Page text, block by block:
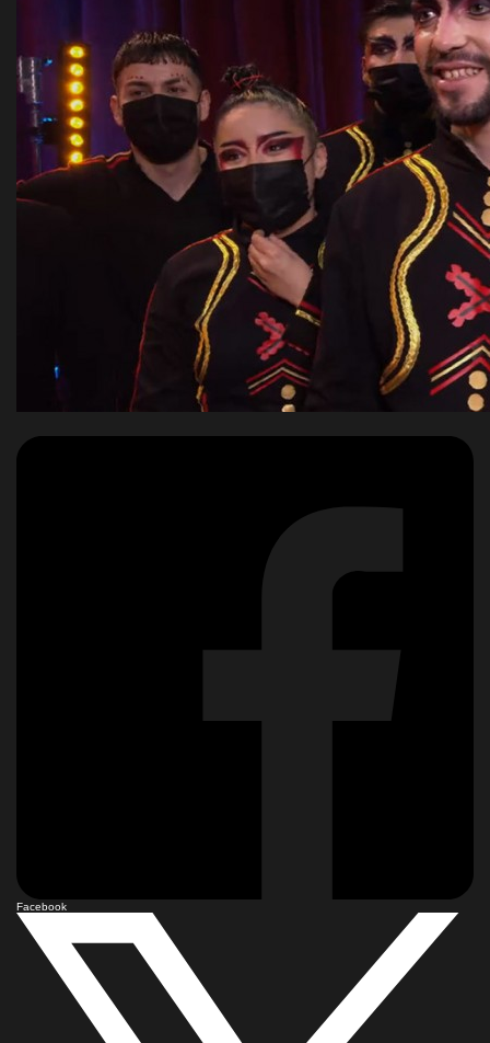
Facebook